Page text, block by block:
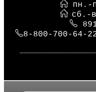
пн.-
сб.-
8-800-700-64-